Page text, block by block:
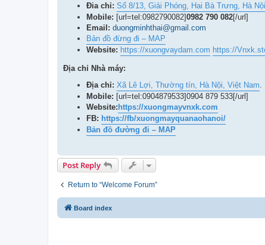
Đia chỉ: Số 8/13, Giải Phóng, Hai Bà Trưng, Hà
Mobile: [url=tel:0982790082]0982 790 082[/url]
Email: duongminhthai@gmail.com
Bản đồ đừng đi – MAP
Website: https://xuongvaydam.com https://
Địa chỉ Nhà máy:
Địa chỉ: Xã Lê Lợi, Thường tín, Hà Nội, Việt Nam.
Mobile: [url=tel:0904879533]0904 879 533[/url]
Website: https://xuongmayvnxk.com
FB: https://fb/xuongmayquanaohanoi/
Bản đồ đường đi – MAP
Post Reply
Return to “Welcome Forum”
Board index